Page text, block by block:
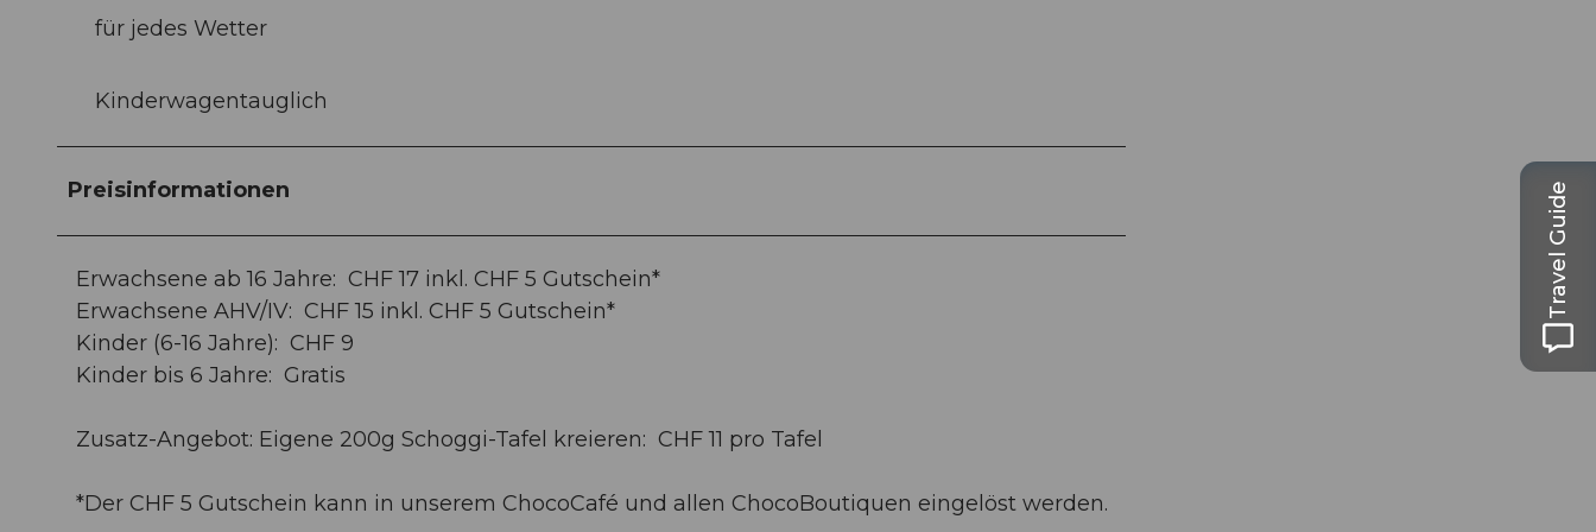
für jedes Wetter
Kinderwagentauglich
Preisinformationen
Erwachsene ab 16 Jahre: CHF 17 inkl. CHF 5 Gutschein*
Erwachsene AHV/IV: CHF 15 inkl. CHF 5 Gutschein*
Kinder (6-16 Jahre): CHF 9
Kinder bis 6 Jahre: Gratis
Zusatz-Angebot: Eigene 200g Schoggi-Tafel kreieren: CHF 11 pro Tafel
*Der CHF 5 Gutschein kann in unserem ChocoCafé und allen ChocoBoutiquen eingelöst werden.
Travel Guide